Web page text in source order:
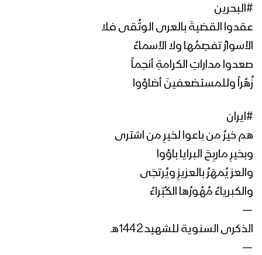
#البحرين
عقدوا القضيةَ بالعرى الوثُقى فلا
الأسوارُ تفصِمُها ولا الأسماءُ
صعدوا مداراتِ الكرامةِ أنجماً
زُهُراً وللمستضعفينَ أضاؤوا
#ايران
هم خيرُ من باعوا لخيرِ من اشترى
وبخيرِ ماربِحَ البرايا باؤوا
والعز يُمهَرُ بالعزيزِ ويُرتجَى
والكبرياءُ مُهُورُها الكُبَراءُ
—
الذكرى السنوية للشهيد 1442هـ
—